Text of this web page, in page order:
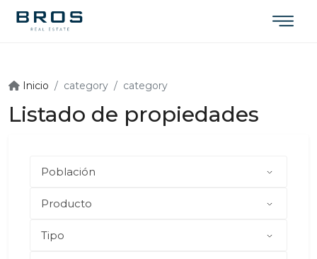
Inicio category category
Listado de propiedades